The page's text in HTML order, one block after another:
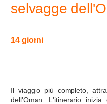
selvagge
14 giorni
Il viaggio più completo,
dell'Oman. L'itinerario